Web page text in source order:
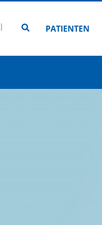
Zur Seitensuche
PATIENTEN